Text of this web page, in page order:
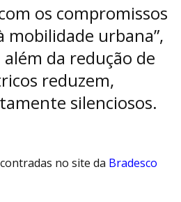
os compromissos
mobilidade urbana”,
da redução de
reduzem,
silenciosos.
no site da Bradesco